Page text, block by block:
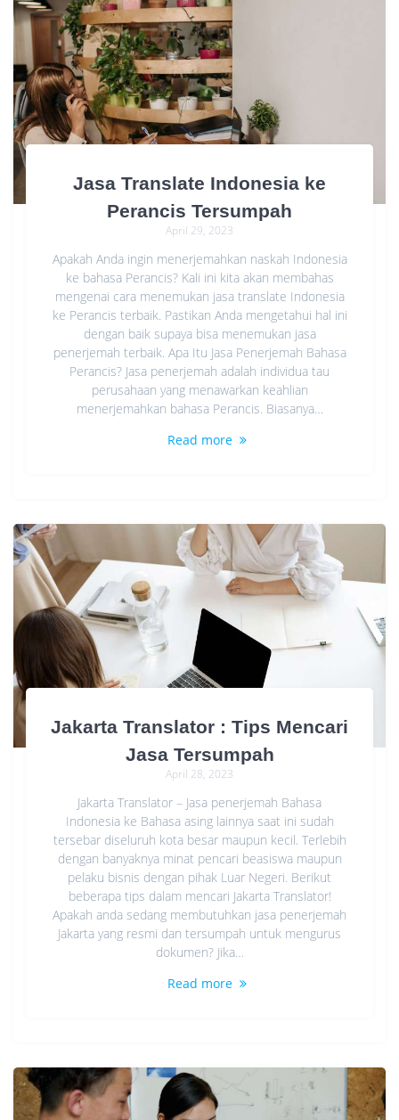
Jasa Translate Indonesia ke
Perancis Tersumpah
April 29, 2023
Apakah Anda ingin menerjemahkan naskah Indonesia
ke bahasa Perancis? Kali ini kita akan membahas
mengenai cara menemukan jasa translate Indonesia
ke Perancis terbaik. Pastikan Anda mengetahui hal ini
dengan baik supaya bisa menemukan jasa
penerjemah terbaik. Apa Itu Jasa Penerjemah Bahasa
Perancis? Jasa penerjemah adalah individua tau
perusahaan yang menawarkan keahlian
menerjemahkan bahasa Perancis. Biasanya…
Read more
Jakarta Translator : Tips Mencari
Jasa Tersumpah
April 28, 2023
Jakarta Translator – Jasa penerjemah Bahasa
Indonesia ke Bahasa asing lainnya saat ini sudah
tersebar diseluruh kota besar maupun kecil. Terlebih
dengan banyaknya minat pencari beasiswa maupun
pelaku bisnis dengan pihak Luar Negeri. Berikut
beberapa tips dalam mencari Jakarta Translator!
Apakah anda sedang membutuhkan jasa penerjemah
Jakarta yang resmi dan tersumpah untuk mengurus
dokumen? Jika…
Read more